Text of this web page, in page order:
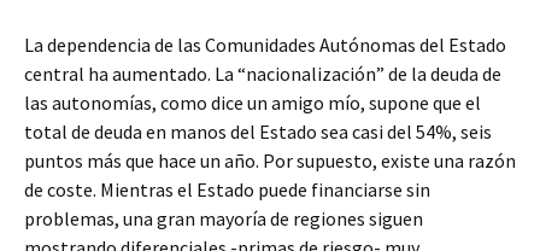
La dependencia de las Comunidades Autónomas del Estado
central ha aumentado. La “nacionalización” de la deuda de
las autonomías, como dice un amigo mío, supone que el
total de deuda en manos del Estado sea casi del 54%, seis
puntos más que hace un año. Por supuesto, existe una razón
de coste. Mientras el Estado puede financiarse sin
problemas, una gran mayoría de regiones siguen